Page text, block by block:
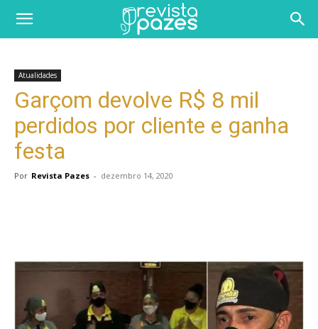
Atualidades
Garçom devolve R$ 8 mil
perdidos por cliente e ganha
festa
Por Revista Pazes - dezembro 14, 2020